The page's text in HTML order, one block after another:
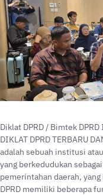
Diklat DPRD / Bimtek
DIKLAT DPRD TERBARU
adalah sebuah institusi
yang berkedudukan
pemerintahan daerah,
DPRD memiliki beberapa